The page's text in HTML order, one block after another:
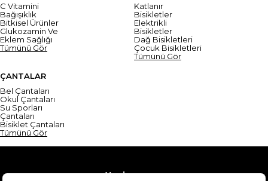
C Vitamini
Bağışıklık
Bitkisel Ürünler
Glukozamin Ve
Eklem Sağlığı
Tümünü Gör
Katlanır
Bisikletler
Elektrikli
Bisikletler
Dağ Bisikletleri
Çocuk Bisikletleri
Tümünü Gör
ÇANTALAR
Bel Çantaları
Okul Çantaları
Su Sporları
Çantaları
Bisiklet Çantaları
Tümünü Gör
Yardım